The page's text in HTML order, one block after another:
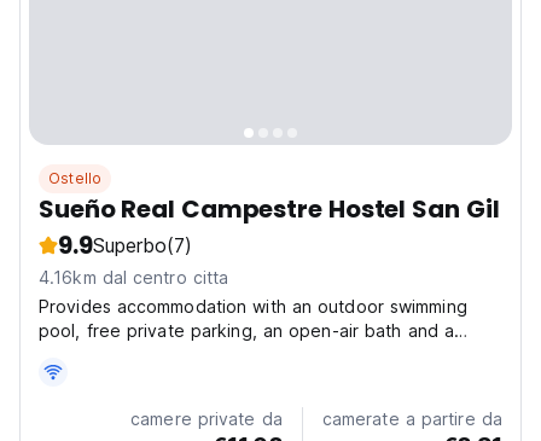
Ostello
Sueño Real Campestre Hostel San Gil
9.9Superbo(7)
4.16km dal centro citta
Provides accommodation with an outdoor swimming
pool, free private parking, an open-air bath and a
hour front desk and a shared kitchen, along with free
WiFi throughout the property. This property also...
camere private da camerate a partire da